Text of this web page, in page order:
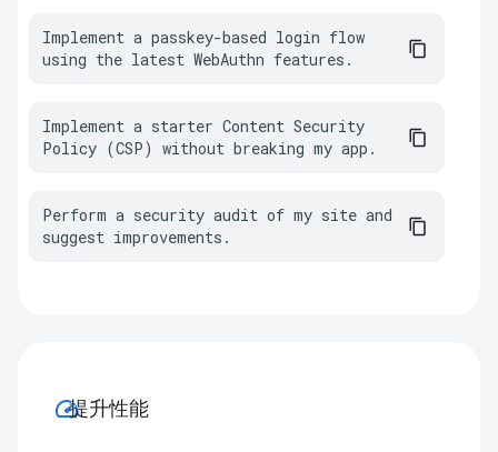
Implement a passkey-based login flow
using the latest WebAuthn features.
Implement a starter Content Security
Policy (CSP) without breaking my app.
Perform a security audit of my site and
suggest improvements.
speed提升性能